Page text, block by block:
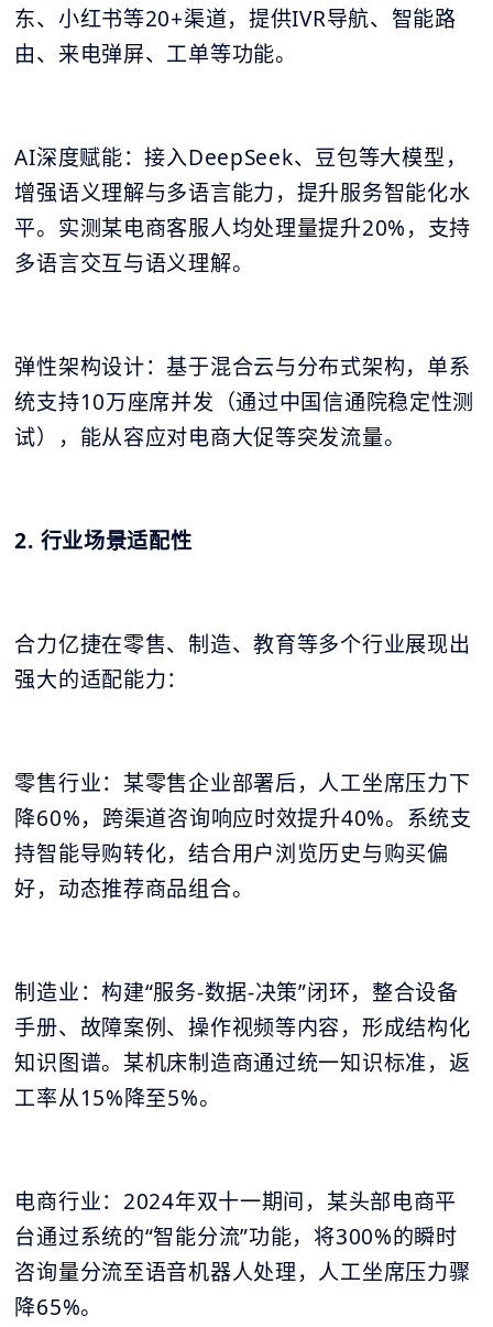
东、小红书等20+渠道，提供IVR导航、智能路
由、来电弹屏、工单等功能。
AI深度赋能：接入DeepSeek、豆包等大模型，
增强语义理解与多语言能力，提升服务智能化水
平。实测某电商客服人均处理量提升20%，支持
多语言交互与语义理解。
弹性架构设计：基于混合云与分布式架构，单系
统支持10万座席并发（通过中国信通院稳定性测
试），能从容应对电商大促等突发流量。
2. 行业场景适配性
合力亿捷在零售、制造、教育等多个行业展现出
强大的适配能力：
零售行业：某零售企业部署后，人工坐席压力下
降60%，跨渠道咨询响应时效提升40%。系统支
持智能导购转化，结合用户浏览历史与购买偏
好，动态推荐商品组合。
制造业：构建“服务-数据-决策”闭环，整合设备
手册、故障案例、操作视频等内容，形成结构化
知识图谱。某机床制造商通过统一知识标准，返
工率从15%降至5%。
电商行业：2024年双十一期间，某头部电商平
台通过系统的“智能分流”功能，将300%的瞬时
咨询量分流至语音机器人处理，人工坐席压力骤
降65%。